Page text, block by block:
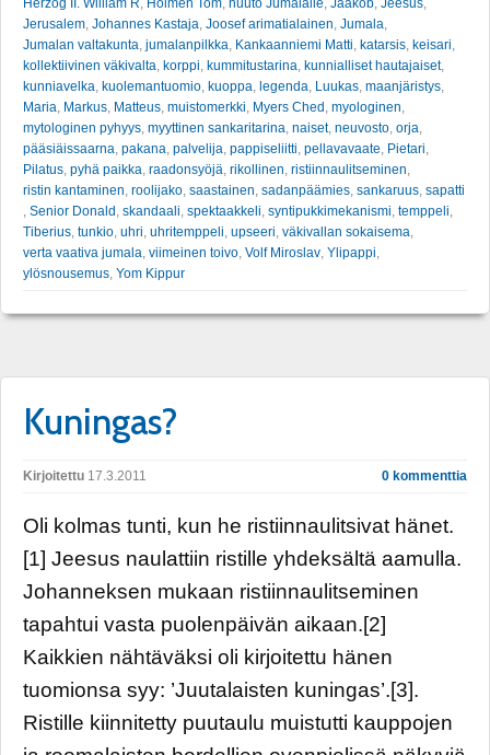
Herzog II. William R, Holmen Tom, huuto Jumalalle, Jaakob, Jeesus,
Jerusalem, Johannes Kastaja, Joosef arimatialainen, Jumala,
Jumalan valtakunta, jumalanpilkka, Kankaanniemi Matti, katarsis, keisari,
kollektiivinen väkivalta, korppi, kummitustarina, kunnialliset hautajaiset,
kunniavelka, kuolemantuomio, kuoppa, legenda, Luukas, maanjäristys,
Maria, Markus, Matteus, muistomerkki, Myers Ched , myologinen,
mytologinen pyhyys, myyttinen sankaritarina, naiset, neuvosto, orja,
pääsiäissaarna, pakana, palvelija, pappiseliitti, pellavavaate, Pietari,
Pilatus, pyhä paikka, raadonsyöjä, rikollinen, ristiinnaulitseminen,
ristin kantaminen, roolijako, saastainen, sadanpäämies, sankaruus, sapatti
, Senior Donald , skandaali, spektaakkeli, syntipukkimekanismi, temppeli,
Tiberius, tunkio, uhri, uhritemppeli, upseeri, väkivallan sokaisema,
verta vaativa jumala, viimeinen toivo, Volf Miroslav, Ylipappi,
ylösnousemus, Yom Kippur
Kuningas?
Kirjoitettu 17.3.2011 0 kommenttia
Oli kolmas tunti, kun he ristiinnaulitsivat hänet.
[1] Jeesus naulattiin ristille yhdeksältä aamulla.
Johanneksen mukaan ristiinnaulitseminen
tapahtui vasta puolenpäivän aikaan.[2]
Kaikkien nähtäväksi oli kirjoitettu hänen
tuomionsa syy: ’Juutalaisten kuningas’.[3].
Ristille kiinnitetty puutaulu muistutti kauppojen